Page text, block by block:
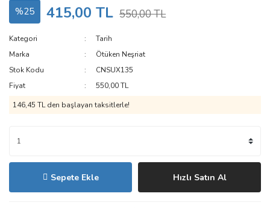
%25 415,00 TL 550,00 TL
Kategori
Tarih
Marka
Ötüken Neşriat
Stok Kodu
CNSUX135
Fiyat
550,00 TL
146,45 TL den başlayan taksitlerle!
Sepete Ekle Hızlı Satın Al